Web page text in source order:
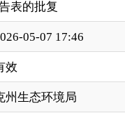
请》（以下简称《报告